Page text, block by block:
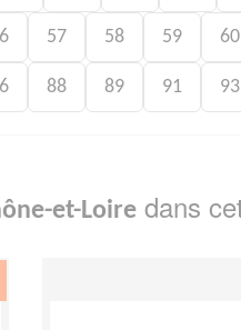
57 58 59 60
88 89 91 93
et-Loire dans